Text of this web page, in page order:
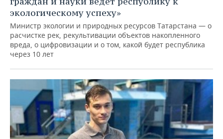
экологическому успеху»
Министр экологии и природных ресурсов Татарстана — о
расчистке рек, рекультивации объектов накопленного
вреда, о цифровизации и о том, какой будет республика
через 10 лет